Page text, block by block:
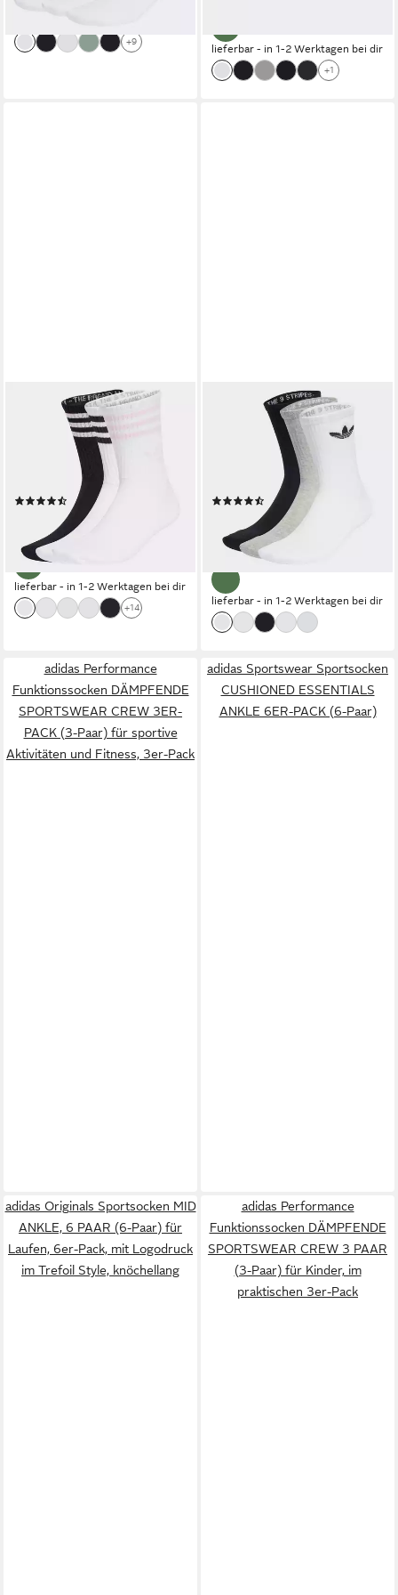
lieferbar - in 2-3 Werktagen bei dir
+9
lieferbar - in 1-2 Werktagen bei dir
+1
ADIDAS ORIGINALS
Sportsocken 3-STREIFEN
CREW 3ER-PACK (3-Paar)
knöchellange Passform, mit 3-
(129)
ab 10,99 € UVP
-15%
lieferbar - in 1-2 Werktagen bei dir
+14
ADIDAS ORIGINALS
Sportsocken TR CREW S 3P
(3-Paar) für Erwachsene, 3er-
Pack, mit Logodruck,
(198)
UVP13,00 €
(3,66 €/ 1 Paar)
-15%
lieferbar - in 1-2 Werktagen bei dir
adidas Performance
Funktionssocken DÄMPFENDE
SPORTSWEAR CREW 3ER-
PACK (3-Paar) für sportive
Aktivitäten und Fitness, 3er-Pack
adidas Sportswear Sportsocken
CUSHIONED ESSENTIALS
ANKLE 6ER-PACK (6-Paar)
adidas Originals Sportsocken MID
ANKLE, 6 PAAR (6-Paar) für
Laufen, 6er-Pack, mit Logodruck
im Trefoil Style, knöchellang
adidas Performance
Funktionssocken DÄMPFENDE
SPORTSWEAR CREW 3 PAAR
(3-Paar) für Kinder, im
praktischen 3er-Pack